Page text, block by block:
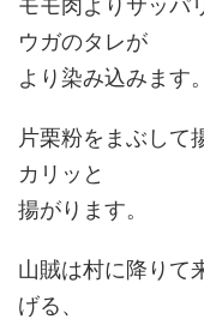
モモ肉よりサッパ
ウガのタレが
より染み込みます。
片栗粉をまぶして
カリッと
揚がります。
山賊は村に降りて
げる、